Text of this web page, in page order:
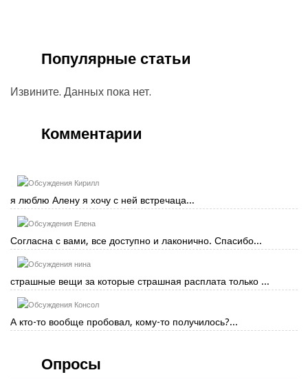
Популярные статьи
Извините. Данных пока нет.
Комментарии
Кирилл
я люблю Алену я хочу с ней встречаца...
Елена
Согласна с вами, все доступно и лаконично. Спасибо...
нина
страшные вещи за которые страшная расплата только ...
Консол
А кто-то вообще пробовал, кому-то получилось?...
Опросы